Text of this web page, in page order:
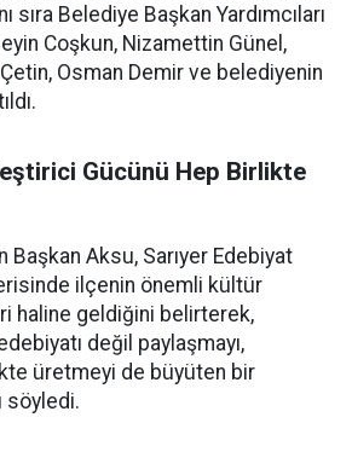
sıra Belediye Başkan Yardımcıları
Coşkun, Nizamettin Günel,
Osman Demir ve belediyenin
Gücünü Hep Birlikte
Başkan Aksu, Sarıyer Edebiyat
ilçenin önemli kültür
haline geldiğini belirterek,
değil paylaşmayı,
üretmeyi de büyüten bir
söyledi.